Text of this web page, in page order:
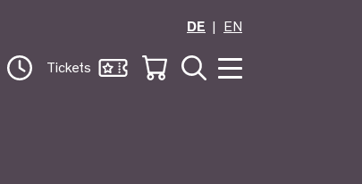
DE
EN
Tickets